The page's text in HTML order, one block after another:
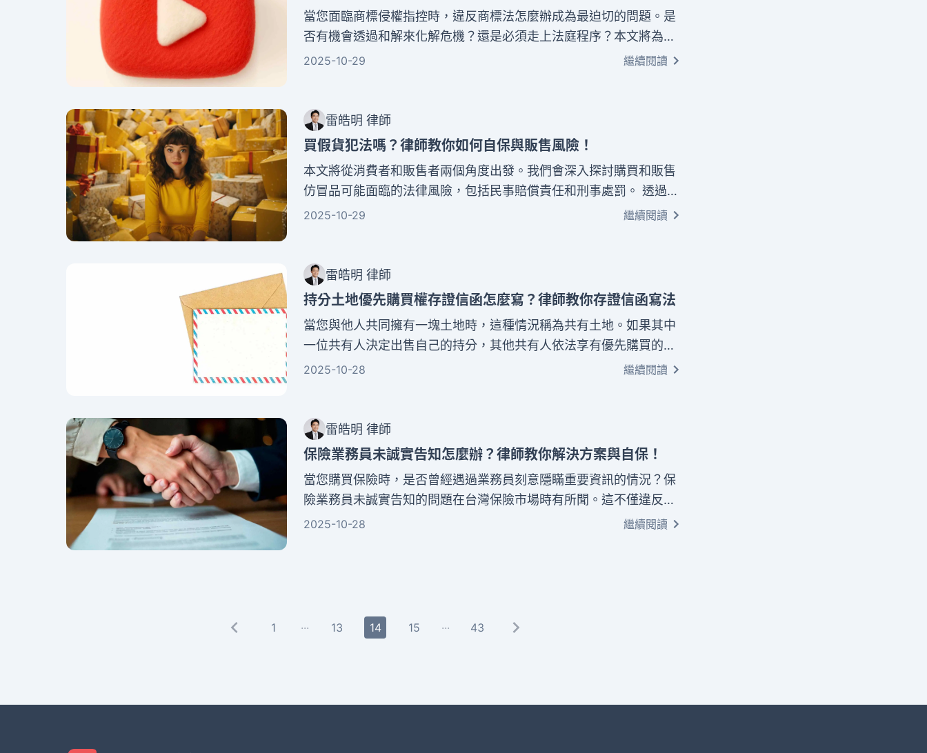
當您面臨商標侵權指控時，違反商標法怎麼辦成為最迫切的問題。是
否有機會透過和解來化解危機？還是必須走上法庭程序？本文將為您
詳細解析商標侵權的認定標準、應對策略，以及可能面臨的民刑事責
的堅實後盾。
2025-10-29 繼續閱讀
雷皓明 律師
買假貨犯法嗎？律師教你如何自保與販售風險！
本文將從消費者和販售者兩個角度出發。我們會深入探討購買和販售
仿冒品可能面臨的法律風險，包括民事賠償責任和刑事處罰。 透過淺
顯易懂的方式，我們將為您解析相關法條。同時提供實用的自保策
2025-10-29 繼續閱讀
雷皓明 律師
持分土地優先購買權存證信函怎麼寫？律師教你存證信函寫法
當您與他人共同擁有一塊土地時，這種情況稱為共有土地。如果其中
一位共有人決定出售自己的持分，其他共有人依法享有優先購買的權
利。這項土地共有人優先購買權能讓您以相同價格優先承購，避免與
限內決定是否行使優先購買權。這個過程攸關共有人權益保障，稍有
疏忽就可能失去這項寶貴的權利。
2025-10-28 繼續閱讀
雷皓明 律師
保險業務員未誠實告知怎麼辦？律師教你解決方案與自保！
當您購買保險時，是否曾經遇過業務員刻意隱瞞重要資訊的情況？保
險業務員未誠實告知的問題在台灣保險市場時有所聞。這不僅違反了
保險契約的基本誠信原則，更可能損害您的切身權益。這類保險不實
2025-10-28 繼續閱讀
1 ... 13 14 15 ... 43